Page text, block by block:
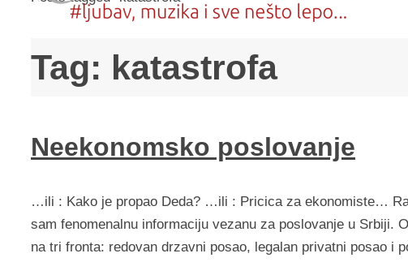
Tag: katastrofa
Neekonomsko poslovanje
…ili : Kako je propao Deda? …ili : Pricica za ekonomiste…
sam fenomenalnu informaciju vezanu za poslovanje u Srbiji.
na tri fronta: redovan drzavni posao, legalan privatni posao i